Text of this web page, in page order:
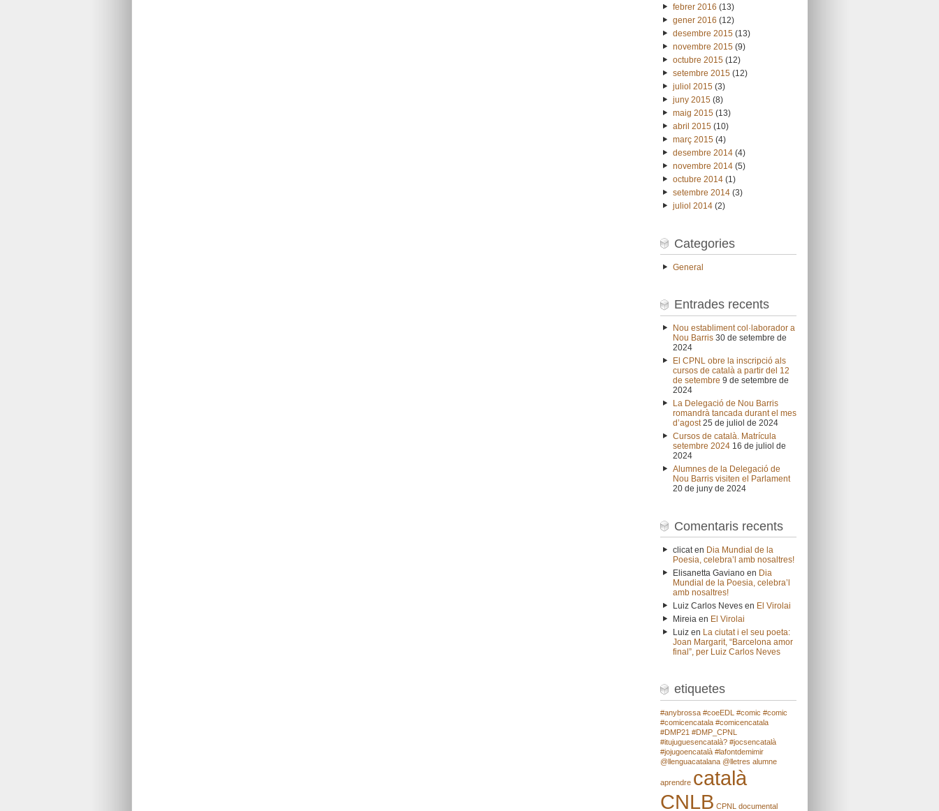
febrer 2016 (13)
gener 2016 (12)
desembre 2015(13)
novembre 2015(9)
octubre 2015(12)
setembre 2015(12)
juliol 2015(3)
juny 2015(8)
maig 2015(13)
abril 2015(10)
març 2015(4)
desembre 2014(4)
novembre 2014(5)
octubre 2014(1)
setembre 2014(3)
juliol 2014(2)
Categories
General
Entrades recents
Nou establiment col·laborador a
Nou Barris 30 de setembre de
2024
El CPNL obre la inscripció als
cursos de català a partir del 12
de setembre 9 de setembre de
2024
La Delegació de Nou Barris
romandrà tancada durant el mes
d’agost 25 de juliol de 2024
Cursos de català. Matrícula
setembre 2024 16 de juliol de
2024
Alumnes de la Delegació de
Nou Barris visiten el Parlament
20 de juny de 2024
Comentaris recents
clicaten Dia Mundial de la
Poesia, celebra’l amb nosaltres!
Elisanetta Gavianoen Dia
Mundial de la Poesia, celebra’l
amb nosaltres!
Luiz Carlos Nevesen El Virolai
Mireiaen El Virolai
Luizen La ciutat i el seu poeta:
Joan Margarit, “Barcelona amor
final”, per Luiz Carlos Neves
etiquetes
#anybrossa #coeEDL #comic #comic
#comicencatala #comicencatala
#DMP21 #DMP_CPNL
#itujuguesencatalà? #jocsencatalà
#jojugoencatalà #lafontdemimir
@llenguacatalana @lletres alumne
aprendre català
CNLB CPNL documental